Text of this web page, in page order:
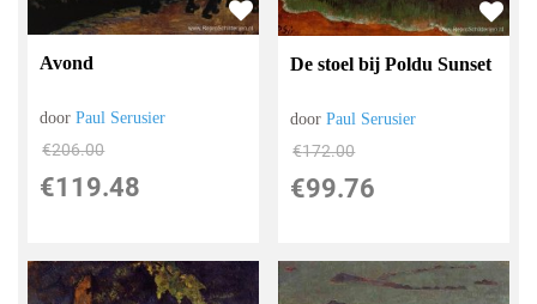
Avond
doorPaul Serusier
€206.00
€119.48
De stoel bij Poldu Sunset
doorPaul Serusier
€172.00
€99.76